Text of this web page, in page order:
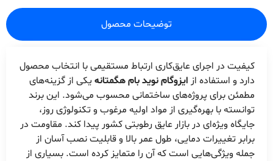
توضیحات محصول
کیفیت در اجرای عایق‌کاری ارتباط مستقیمی با انتخاب محصول
دارد و استفاده از ایزوگام نوید بام هگمتانه یکی از گزینه‌های
مطمئن برای پروژه‌های ساختمانی محسوب می‌شود. این برند
توانسته با بهره‌گیری از مواد اولیه مرغوب و تکنولوژی روز،
جایگاه ویژه‌ای در بازار عایق رطوبتی کشور پیدا کند. مقاومت در
برابر تغییرات دمایی، طول عمر بالا و قابلیت نصب آسان از
جمله ویژگی‌هایی است که آن را متمایز کرده است. بسیاری از